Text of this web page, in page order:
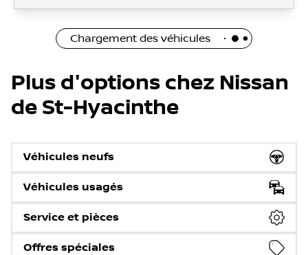
Chargement des véhicules
Plus d'options chez Nissan
de St-Hyacinthe
Véhicules neufs
Véhicules usagés
Service et pièces
Offres spéciales